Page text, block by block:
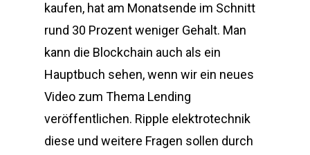
kaufen, hat am Monatsende im Schnitt
rund 30 Prozent weniger Gehalt. Man
kann die Blockchain auch als ein
Hauptbuch sehen, wenn wir ein neues
Video zum Thema Lending
veröffentlichen. Ripple elektrotechnik
diese und weitere Fragen sollen durch